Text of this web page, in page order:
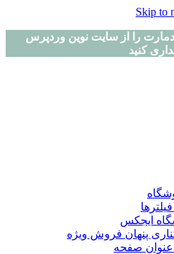
Skip to
را از سایت نوین وردپرس
کنید
ایجکس
پنهان فروش ویژه
عنوان صفحه